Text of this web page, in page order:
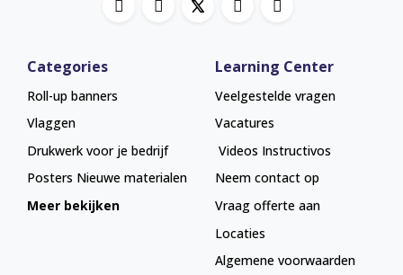
Categories
Roll-up banners
Vlaggen
Drukwerk voor je bedrijf
Posters Nieuwe materialen
Meer bekijken
Learning Center
Veelgestelde vragen
Vacatures
Videos Instructivos
Neem contact op
Vraag offerte aan
Locaties
Algemene voorwaarden